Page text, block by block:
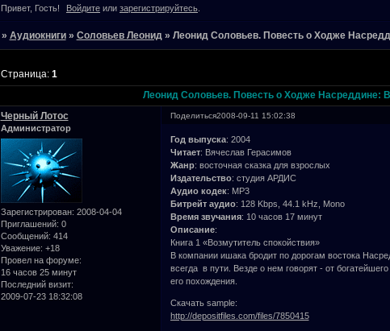
Привет, Гость! Войдите или зарегистрируйтесь
» Аудиокниги » Соловьев Леонид » Леонид Соловьев. Повесть о Ходже
Леонид Соловьев. Повесть о Ходже Насреддине:
Страница: 1
Поделиться2008-09-11 15:02:38
Черный Лотос
Администратор
Зарегистрирован: 2008-04-04
Приглашений: 0
Сообщений: 414
Уважение: +18
Провел на форуме:
16 часов 25 минут
Последний визит:
2009-07-23 18:32:08
Год выпуска: 2004
Читает: Вячеслав Герасимов
Жанр: восточная сказка для взрослых
Издательство: студия АРДИС
Аудио кодек: MP3
Битрейт аудио: 128 Kbps, 44.1 kHz, Mono
Время звучания: 10 часов 17 минут
Описание:
Книга 1 «Возмутитель спокойствия»
В компании ишака бродит по дорогам востока
всегда в пути. Везде о нем говорят - от
его похождения.
Скачать sample:
http://depositfiles.com/files/7850415